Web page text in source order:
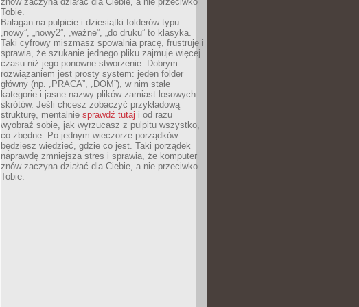
Tobie.
Bałagan na pulpicie i dziesiątki folderów typu
„nowy”, „nowy2”, „ważne”, „do druku” to klasyka.
Taki cyfrowy miszmasz spowalnia pracę, frustruje i
sprawia, że szukanie jednego pliku zajmuje więcej
czasu niż jego ponowne stworzenie. Dobrym
rozwiązaniem jest prosty system: jeden folder
główny (np. „PRACA”, „DOM”), w nim stałe
kategorie i jasne nazwy plików zamiast losowych
skrótów. Jeśli chcesz zobaczyć przykładową
strukturę, mentalnie sprawdź tutaj i od razu
wyobraź sobie, jak wyrzucasz z pulpitu wszystko,
co zbędne. Po jednym wieczorze porządków
będziesz wiedzieć, gdzie co jest. Taki porządek
naprawdę zmniejsza stres i sprawia, że komputer
znów zaczyna działać dla Ciebie, a nie przeciwko
Tobie.